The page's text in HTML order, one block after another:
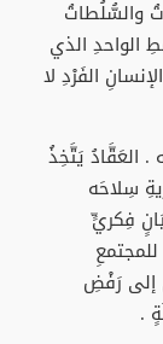
والسُّلُطاتُ
الواحدِ الذي
الفَرْدِ لا
. العَقَّادُ يَتَّخِذُ
سِلاحَه
فِكريٍّ
إلى رَفْضِ
.